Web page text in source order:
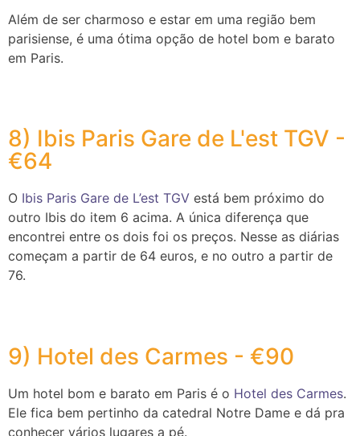
Além de ser charmoso e estar em uma região bem
parisiense, é uma ótima opção de hotel bom e barato
em Paris.
8) Ibis Paris Gare de L'est TGV -
€64
O Ibis Paris Gare de L’est TGV está bem próximo do
outro Ibis do item 6 acima. A única diferença que
encontrei entre os dois foi os preços. Nesse as diárias
começam a partir de 64 euros, e no outro a partir de
76.
9) Hotel des Carmes - €90
Um hotel bom e barato em Paris é o Hotel des Carmes.
Ele fica bem pertinho da catedral Notre Dame e dá pra
conhecer vários lugares a pé.